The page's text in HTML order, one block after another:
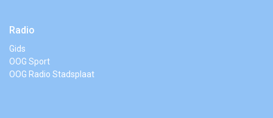
Radio
Gids
OOG Sport
OOG Radio Stadsplaat